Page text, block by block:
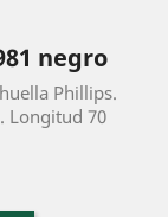
negro
Phillips.
Longitud 70